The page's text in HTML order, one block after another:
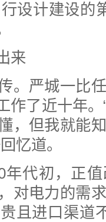
计建设的
来
严城一比任
作了近十年
，但我就能
忆道。
代初，正值
对电力的需
且进口渠道